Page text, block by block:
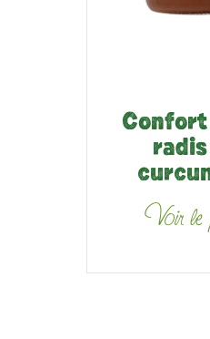
Confort
Voir le